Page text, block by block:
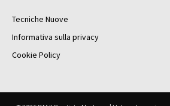
Tecniche Nuove
Informativa sulla privacy
Cookie Policy